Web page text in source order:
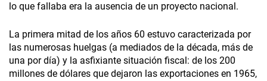
lo que fallaba era la ausencia de un proyecto nacional.
La primera mitad de los años 60 estuvo caracterizada por
las numerosas huelgas (a mediados de la década, más de
una por día) y la asfixiante situación fiscal: de los 200
millones de dólares que dejaron las exportaciones en 1965,